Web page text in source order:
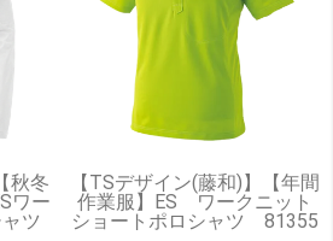
秋冬
ワー
ツ
【TSデザイン(藤和)】【年間
作業服】ES ワークニット
ショートポロシャツ 81355